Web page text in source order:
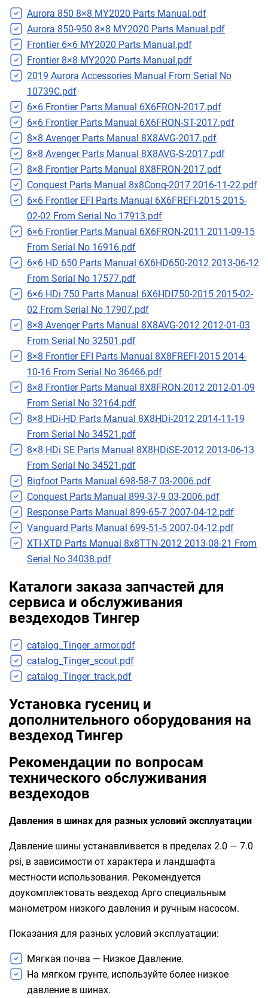
Aurora 850 8×8 MY2020 Parts Manual.pdf
Aurora 850-950 8×8 MY2020 Parts Manual.pdf
Frontier 6×6 MY2020 Parts Manual.pdf
Frontier 8×8 MY2020 Parts Manual.pdf
2019 Aurora Accessories Manual From Serial No
10739C.pdf
6×6 Frontier Parts Manual 6X6FRON-2017.pdf
6×6 Frontier Parts Manual 6X6FRON-ST-2017.pdf
8×8 Avenger Parts Manual 8X8AVG-2017.pdf
8×8 Avenger Parts Manual 8X8AVG-S-2017.pdf
8×8 Frontier Parts Manual 8X8FRON-2017.pdf
Conquest Parts Manual 8x8Conq-2017 2016-11-22.pdf
6×6 Frontier EFI Parts Manual 6X6FREFI-2015 2015-
02-02 From Serial No 17913.pdf
6×6 Frontier Parts Manual 6X6FRON-2011 2011-09-15
From Serial No 16916.pdf
6×6 HD 650 Parts Manual 6X6HD650-2012 2013-06-12
From Serial No 17577.pdf
6×6 HDi 750 Parts Manual 6X6HDI750-2015 2015-02-
02 From Serial No 17907.pdf
8×8 Avenger Parts Manual 8X8AVG-2012 2012-01-03
From Serial No 32501.pdf
8×8 Frontier EFI Parts Manual 8X8FREFI-2015 2014-
10-16 From Serial No 36466.pdf
8×8 Frontier Parts Manual 8X8FRON-2012 2012-01-09
From Serial No 32164.pdf
8×8 HDi-HD Parts Manual 8X8HDi-2012 2014-11-19
From Serial No 34521.pdf
8×8 HDi SE Parts Manual 8X8HDiSE-2012 2013-06-13
From Serial No 34521.pdf
Bigfoot Parts Manual 698-58-7 03-2006.pdf
Conquest Parts Manual 899-37-9 03-2006.pdf
Response Parts Manual 899-65-7 2007-04-12.pdf
Vanguard Parts Manual 699-51-5 2007-04-12.pdf
XTI-XTD Parts Manual 8x8TTN-2012 2013-08-21 From
Serial No 34038.pdf
Каталоги заказа запчастей для
сервиса и обслуживания
вездеходов Тингер
catalog_Tinger_armor.pdf
catalog_Tinger_scout.pdf
catalog_Tinger_track.pdf
Установка гусениц и
дополнительного оборудования на
вездеход Тингер
Рекомендации по вопросам
технического обслуживания
вездеходов
Давления в шинах для разных условий эксплуатации
Давление шины устанавливается в пределах 2.0 — 7.0
psi, в зависимости от характера и ландшафта
местности использования. Рекомендуется
доукомплектовать вездеход Арго специальным
манометром низкого давления и ручным насосом.
Показания для разных условий эксплуатации:
Мягкая почва — Низкое Давление.
На мягком грунте, используйте более низкое
давление в шинах.